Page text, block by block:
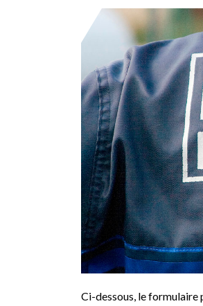
Ci-dessous, le